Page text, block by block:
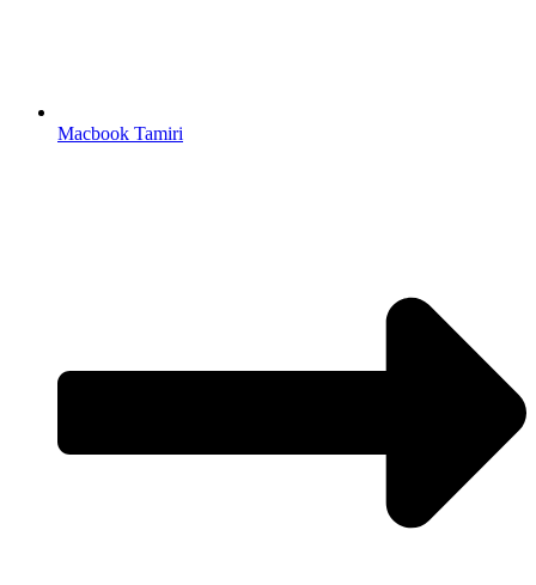
Macbook Tamiri